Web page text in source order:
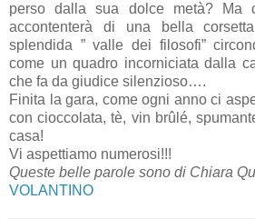
perso dalla sua dolce metà? Ma
accontenterà di una bella
splendida ” valle dei filosofi”
come un quadro incorniciata dalla
che fa da giudice silenzioso….
Finita la gara, come ogni anno ci
con cioccolata, tè, vin brûlé,
casa!
Vi aspettiamo numerosi!!!
Queste belle parole sono di Chiara
VOLANTINO